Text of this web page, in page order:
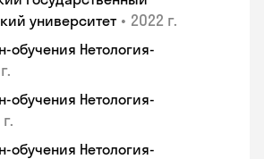
университет • 2022 г.
обучения Нетология-
обучения Нетология-
обучения Нетология-